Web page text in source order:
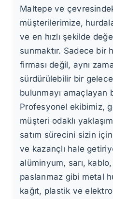
Maltepe ve
müşterilerimize,
ve en hızlı şekilde
sunmaktır. Sadece bir
firması değil, aynı
sürdürülebilir bir
bulunmayı amaçlayan
Profesyonel ekibimiz,
müşteri odaklı
satım sürecini sizin
ve kazançlı hale
alüminyum, sarı,
paslanmaz gibi metal
kağıt, plastik ve